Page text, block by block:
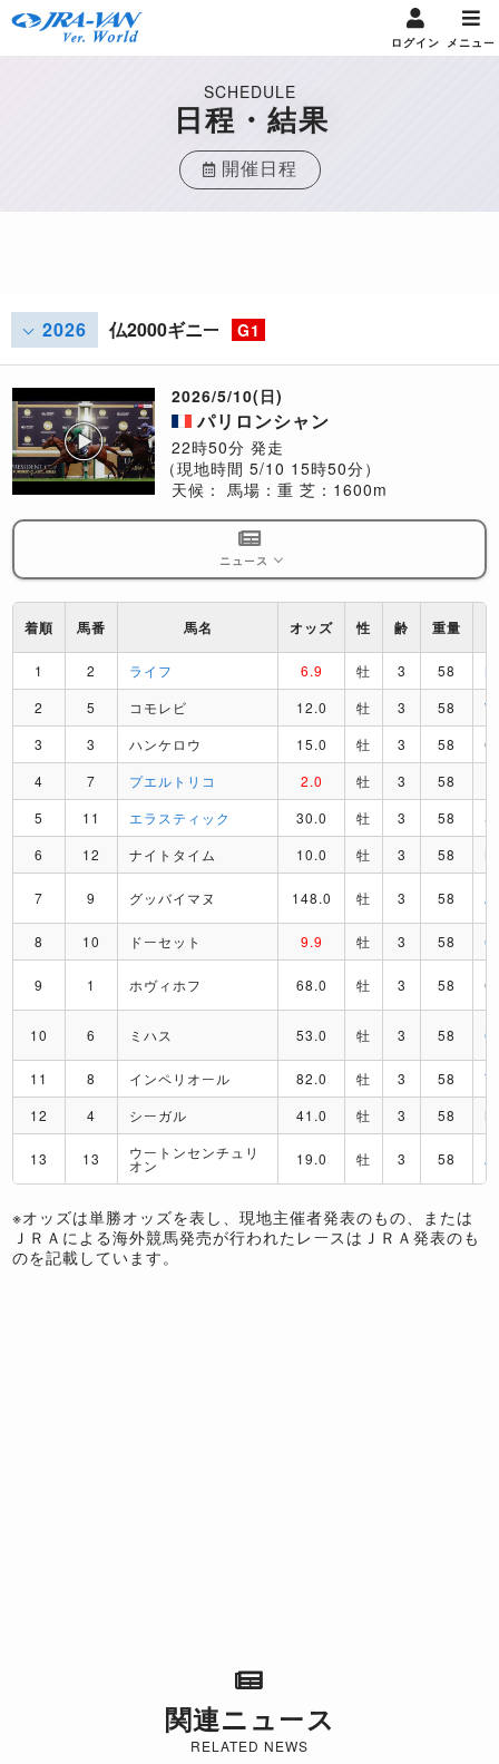
ログイン メニュー
SCHEDULE
日程・結果
開催日程
2026 仏2000ギニー G1
2026/5/10(日)
パリロンシャン
22時50分 発走
（現地時間 5/10 15時50分）
天候： 馬場：重 芝：1600m
ニュース
着順 馬番 馬名 オッズ 性 齢 重量
1 2 ライフ 6.9 牡 3 58
2
5 コモレビ 12.0 牡 3 58
3
3 ハンケロウ 15.0 牡 3 58
C
4
7 プエルトリコ 2.0 牡 3 58
5
11 エラスティック 30.0 牡 3 58
S
6
12 ナイトタイム 10.0 牡 3 58
7 9 グッバイマヌ 148.0 牡 3 58 A
8 10 ドーセット 9.9 牡 3 58 C
9 1 ホヴィホフ 68.0 牡 3 58 C
10 6 ミハス 53.0 牡 3 58 C
11 8 インペリオール 82.0 牡 3 58
T
12
4 シーガル 41.0 牡 3 58
13 13 ウートンセンチュリ
オン 19.0 牡 3 58 A
※オッズは単勝オッズを表し、現地主催者発表のもの、または
ＪＲＡによる海外競馬発売が行われたレースはＪＲＡ発表のも
のを記載しています。
関連ニュース
RELATED NEWS